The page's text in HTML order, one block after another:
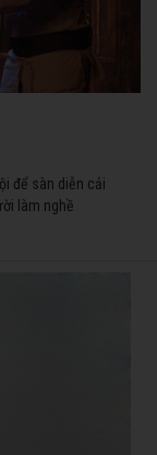
để sàn diễn cải
làm nghề